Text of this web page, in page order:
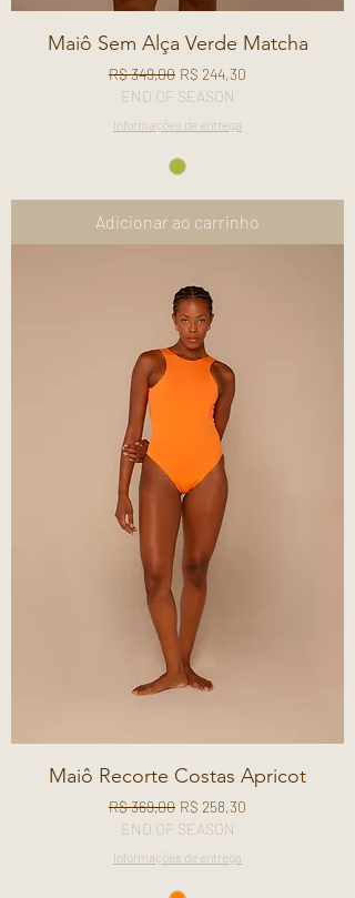
Maiô Sem Alça Verde Matcha
Preço normal
R$ 349,00 Preço promocional
R$ 244,30
END OF SEASON
Informações de entrega
Adicionar ao carrinho
Maiô Recorte Costas Apricot
Preço normal
R$ 369,00 Preço promocional
R$ 258,30
END OF SEASON
Informações de entrega